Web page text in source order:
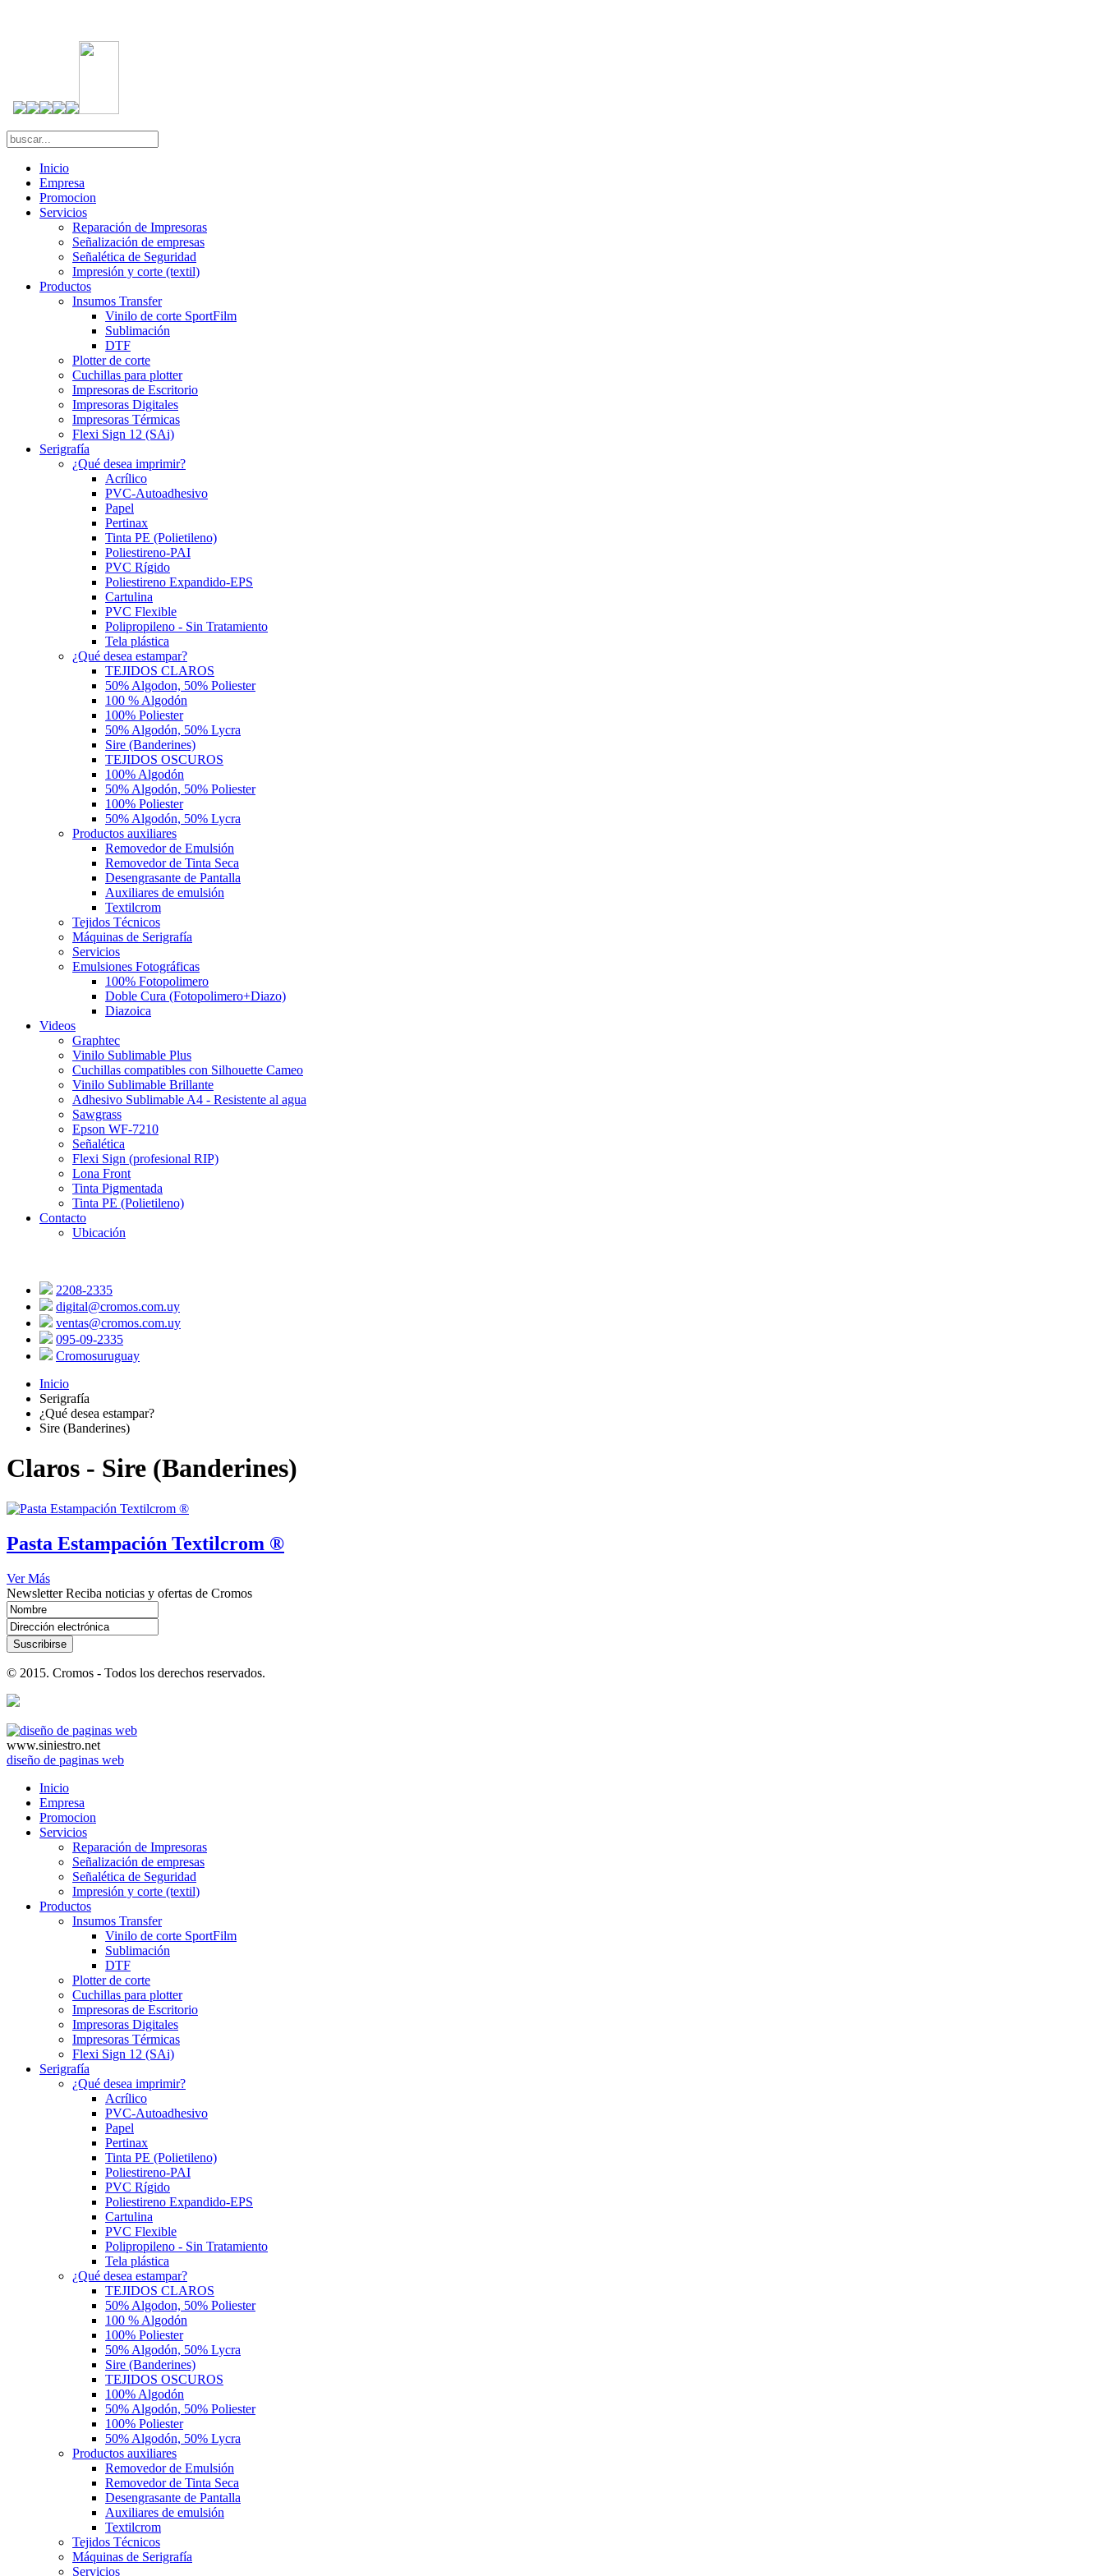
Inicio
Empresa
Promocion
Servicios
Reparación de Impresoras
Señalización de empresas
Señalética de Seguridad
Impresión y corte (textil)
Productos
Insumos Transfer
Vinilo de corte SportFilm
Sublimación
DTF
Plotter de corte
Cuchillas para plotter
Impresoras de Escritorio
Impresoras Digitales
Impresoras Térmicas
Flexi Sign 12 (SAi)
Serigrafía
¿Qué desea imprimir?
Acrílico
PVC-Autoadhesivo
Papel
Pertinax
Tinta PE (Polietileno)
Poliestireno-PAI
PVC Rígido
Poliestireno Expandido-EPS
Cartulina
PVC Flexible
Polipropileno - Sin Tratamiento
Tela plástica
¿Qué desea estampar?
TEJIDOS CLAROS
50% Algodon, 50% Poliester
100 % Algodón
100% Poliester
50% Algodón, 50% Lycra
Sire (Banderines)
TEJIDOS OSCUROS
100% Algodón
50% Algodón, 50% Poliester
100% Poliester
50% Algodón, 50% Lycra
Productos auxiliares
Removedor de Emulsión
Removedor de Tinta Seca
Desengrasante de Pantalla
Auxiliares de emulsión
Textilcrom
Tejidos Técnicos
Máquinas de Serigrafía
Servicios
Emulsiones Fotográficas
100% Fotopolimero
Doble Cura (Fotopolimero+Diazo)
Diazoica
Videos
Graphtec
Vinilo Sublimable Plus
Cuchillas compatibles con Silhouette Cameo
Vinilo Sublimable Brillante
Adhesivo Sublimable A4 - Resistente al agua
Sawgrass
Epson WF-7210
Señalética
Flexi Sign (profesional RIP)
Lona Front
Tinta Pigmentada
Tinta PE (Polietileno)
Contacto
Ubicación
2208-2335
digital@cromos.com.uy
ventas@cromos.com.uy
095-09-2335
Cromosuruguay
Inicio
Serigrafía
¿Qué desea estampar?
Sire (Banderines)
Claros - Sire (Banderines)
Pasta Estampación Textilcrom ®
Ver Más
NewsletterReciba noticias y ofertas de Cromos
Suscribirse
© 2015. Cromos - Todos los derechos reservados.
www.siniestro.net
diseño de paginas web
Inicio
Empresa
Promocion
Servicios
Reparación de Impresoras
Señalización de empresas
Señalética de Seguridad
Impresión y corte (textil)
Productos
Insumos Transfer
Vinilo de corte SportFilm
Sublimación
DTF
Plotter de corte
Cuchillas para plotter
Impresoras de Escritorio
Impresoras Digitales
Impresoras Térmicas
Flexi Sign 12 (SAi)
Serigrafía
¿Qué desea imprimir?
Acrílico
PVC-Autoadhesivo
Papel
Pertinax
Tinta PE (Polietileno)
Poliestireno-PAI
PVC Rígido
Poliestireno Expandido-EPS
Cartulina
PVC Flexible
Polipropileno - Sin Tratamiento
Tela plástica
¿Qué desea estampar?
TEJIDOS CLAROS
50% Algodon, 50% Poliester
100 % Algodón
100% Poliester
50% Algodón, 50% Lycra
Sire (Banderines)
TEJIDOS OSCUROS
100% Algodón
50% Algodón, 50% Poliester
100% Poliester
50% Algodón, 50% Lycra
Productos auxiliares
Removedor de Emulsión
Removedor de Tinta Seca
Desengrasante de Pantalla
Auxiliares de emulsión
Textilcrom
Tejidos Técnicos
Máquinas de Serigrafía
Servicios